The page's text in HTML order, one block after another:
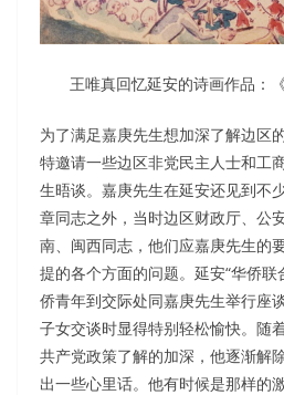
王唯真回忆延安的诗画作品：
为了满足嘉庚先生想加深了解边区
特邀请一些边区非党民主人士和工
生晤谈。嘉庚先生在延安还见到不
章同志之外，当时边区财政厅、公
南、闽西同志，他们应嘉庚先生的
提的各个方面的问题。延安“华侨
侨青年到交际处同嘉庚先生举行座
子女交谈时显得特别轻松愉快。随
共产党政策了解的加深，他逐渐解
出一些心里话。他有时候是那样的